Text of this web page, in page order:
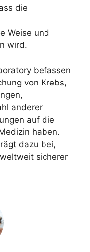
die
Weise und
wird.
befassen
von Krebs,
anderer
auf die
haben.
dazu bei,
sicherer